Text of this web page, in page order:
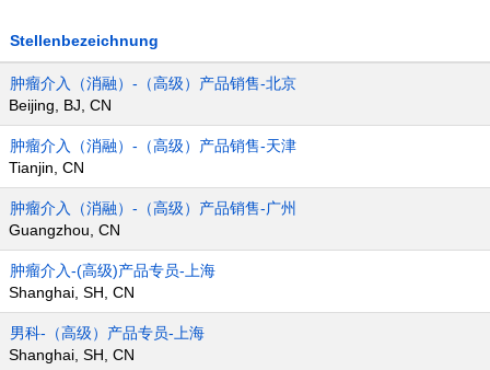
Stellenbezeichnung
肿瘤介入（消融）-（高级）产品销售-北京
Beijing, BJ, CN
肿瘤介入（消融）-（高级）产品销售-天津
Tianjin, CN
肿瘤介入（消融）-（高级）产品销售-广州
Guangzhou, CN
肿瘤介入-(高级)产品专员-上海
Shanghai, SH, CN
男科-（高级）产品专员-上海
Shanghai, SH, CN